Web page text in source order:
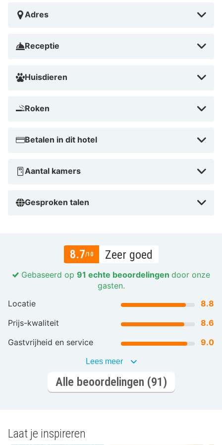
voor jouw verblijf
Adres
Receptie
Huisdieren
Roken
Betalen in dit hotel
Aantal kamers
Gesproken talen
8.7/10 Zeer goed
Gebaseerd op 91 echte beoordelingen door onze
gasten.
Locatie
8.8
Prijs-kwaliteit
8.6
Gastvrijheid en service
9.0
Lees meer
Alle beoordelingen (91)
Laat je inspireren